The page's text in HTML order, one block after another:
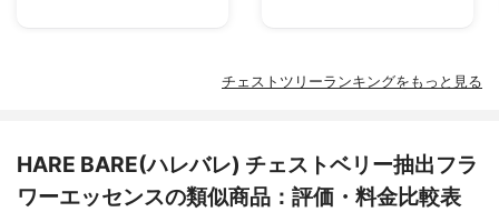
チェストツリーランキングをもっと見る
HARE BARE(ハレバレ) チェストベリー抽出フラ
ワーエッセンスの類似商品：評価・料金比較表